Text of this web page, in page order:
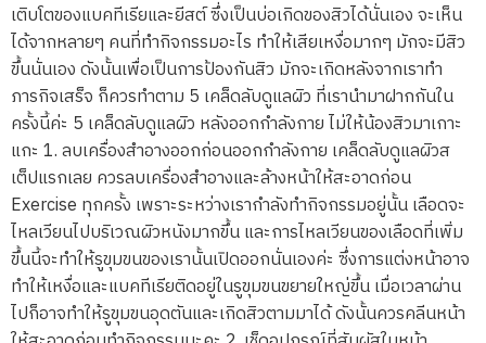
เติบโตของแบคทีเรียและยีสต์ ซึ่งเป็นบ่อเกิดของสิวได้นั่นเอง จะเห็น
ได้จากหลายๆ คนที่ทำกิจกรรมอะไร ทำให้เสียเหงื่อมากๆ มักจะมีสิว
ขึ้นนั่นเอง ดังนั้นเพื่อเป็นการป้องกันสิว มักจะเกิดหลังจากเราทำ
ภารกิจเสร็จ ก็ควรทำตาม 5 เคล็ดลับดูแลผิว ที่เรานำมาฝากกันใน
ครั้งนี้ค่ะ 5 เคล็ดลับดูแลผิว หลังออกกำลังกาย ไม่ให้น้องสิวมาเกาะ
แกะ 1. ลบเครื่องสำอางออกก่อนออกกำลังกาย เคล็ดลับดูแลผิวส
เต็ปแรกเลย ควรลบเครื่องสำอางและล้างหน้าให้สะอาดก่อน
Exercise ทุกครั้ง เพราะระหว่างเรากำลังทำกิจกรรมอยู่นั้น เลือดจะ
ไหลเวียนไปบริเวณผิวหนังมากขึ้น และการไหลเวียนของเลือดที่เพิ่ม
ขึ้นนี้จะทำให้รูขุมขนของเรานั้นเปิดออกนั่นเองค่ะ ซึ่งการแต่งหน้าอาจ
ทำให้เหงื่อและแบคทีเรียติดอยู่ในรูขุมขนขยายใหญ่ขึ้น เมื่อเวลาผ่าน
ไปก็อาจทำให้รูขุมขนอุดตันและเกิดสิวตามมาได้ ดังนั้นควรคลีนหน้า